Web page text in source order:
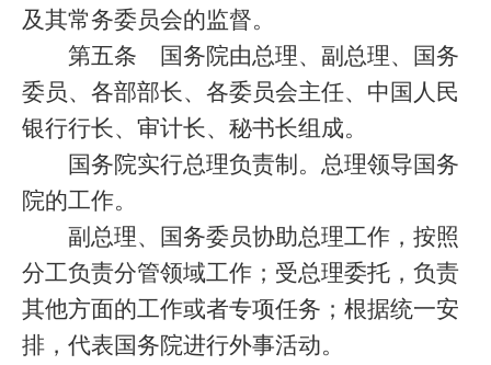
及其常务委员会的监督。
第五条 国务院由总理、副总理、国务
委员、各部部长、各委员会主任、中国人民
银行行长、审计长、秘书长组成。
国务院实行总理负责制。总理领导国务
院的工作。
副总理、国务委员协助总理工作，按照
分工负责分管领域工作；受总理委托，负责
其他方面的工作或者专项任务；根据统一安
排，代表国务院进行外事活动。